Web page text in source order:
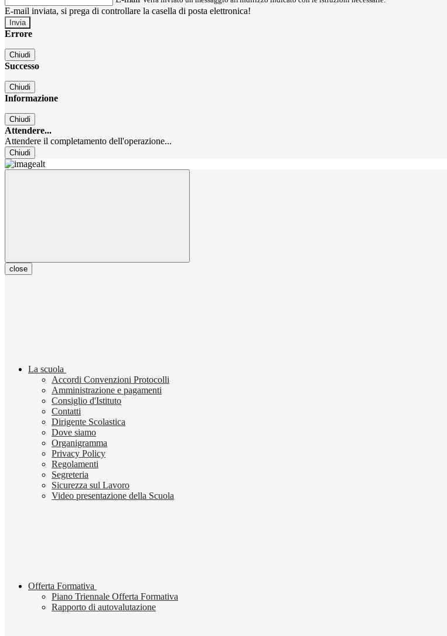
E-mail inviata, si prega di controllare la casella di posta elettronica!
Errore
Chiudi
Successo
Chiudi
Informazione
Chiudi
Attendere...
Attendere il completamento dell'operazione...
Chiudi
close
La scuola
Accordi Convenzioni Protocolli
Amministrazione e pagamenti
Consiglio d'Istituto
Contatti
Dirigente Scolastica
Dove siamo
Organigramma
Privacy Policy
Regolamenti
Segreteria
Sicurezza sul Lavoro
Video presentazione della Scuola
Offerta Formativa
Piano Triennale Offerta Formativa
Rapporto di autovalutazione